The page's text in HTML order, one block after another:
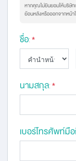
หากคุณไม่ยินยอมให้บริษั
ย้อนหลังหรือออกจากหน้า
ชื่อ: *
นามสกุล: *
เบอร์โทรศัพท์มื